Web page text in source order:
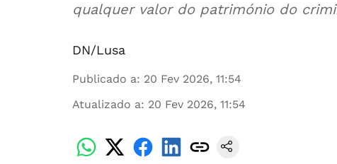
qualquer valor do património do
DN/Lusa
Publicado a: 20 Fev 2026, 11:54
Atualizado a: 20 Fev 2026, 11:54